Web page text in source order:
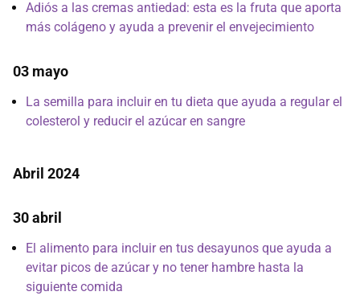
Adiós a las cremas antiedad: esta es la fruta que aporta
más colágeno y ayuda a prevenir el envejecimiento
03 mayo
La semilla para incluir en tu dieta que ayuda a regular el
colesterol y reducir el azúcar en sangre
Abril 2024
30 abril
El alimento para incluir en tus desayunos que ayuda a
evitar picos de azúcar y no tener hambre hasta la
siguiente comida